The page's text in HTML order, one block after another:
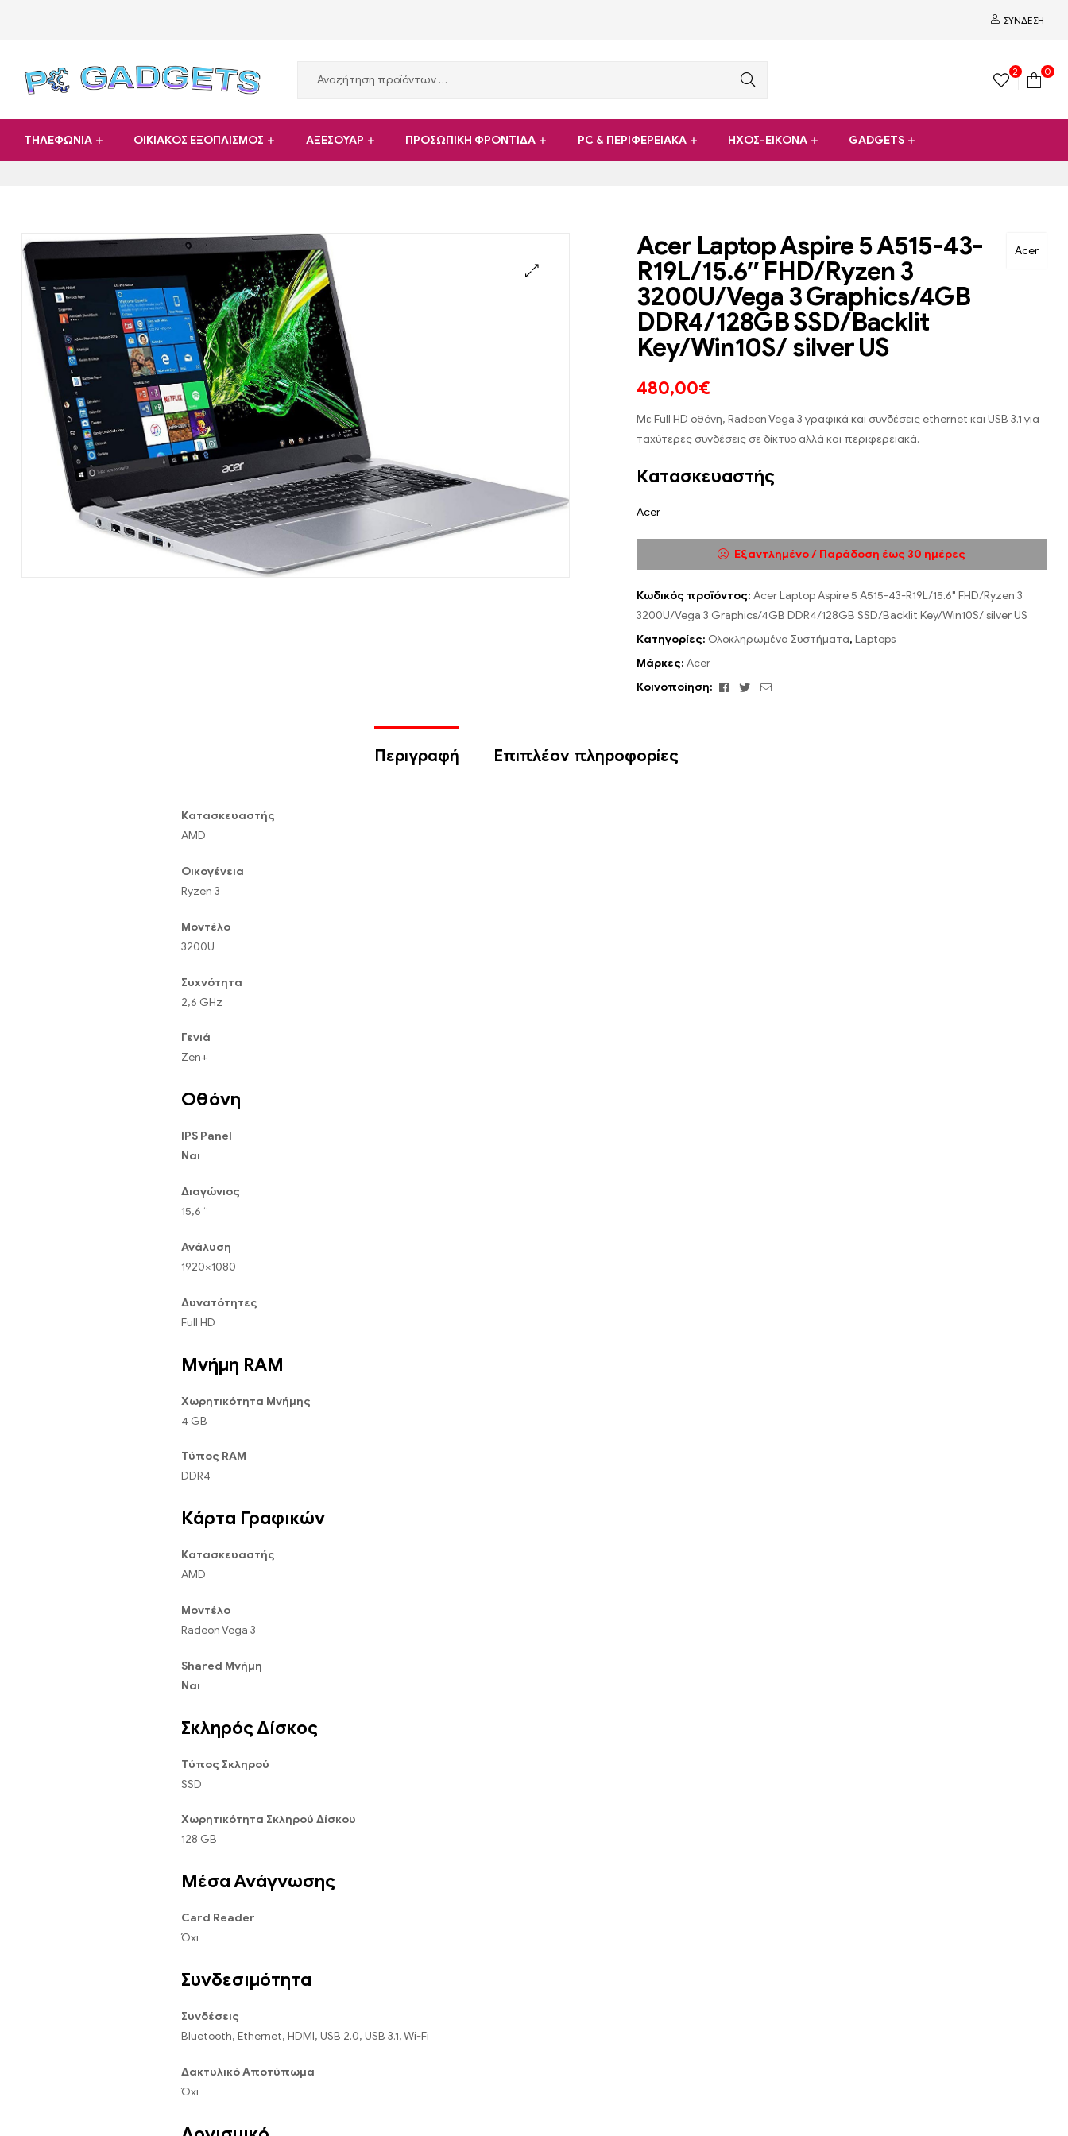
ΣΎΝΔΕΣΗ
PC
Gadgets
Hardware
Αναλώσιμα
Hardware
Αναλώσιμα
2 0
ΤΗΛΕΦΩΝΙΑ ΟΙΚΙΑΚΟΣ ΕΞΟΠΛΙΣΜΟΣ ΑΞΕΣΟΥΑΡ ΠΡΟΣΩΠΙΚΗ ΦΡΟΝΤΙΔΑ PC & ΠΕΡΙΦΕΡΕΙΑΚΑ ΗΧΟΣ-ΕΙΚΟΝΑ GADGETS
Acer
Acer Laptop Aspire 5 A515-43-
R19L/15.6″ FHD/Ryzen 3
3200U/Vega 3 Graphics/4GB
DDR4/128GB SSD/Backlit
Key/Win10S/ silver US
480,00€
Με Full HD οθόνη, Radeon Vega 3 γραφικά και συνδέσεις ethernet και USB 3.1 για
ταχύτερες συνδέσεις σε δίκτυο αλλά και περιφερειακά.
Κατασκευαστής
Acer
Εξαντλημένο / Παράδοση έως 30 ημέρες
Κωδικός προϊόντος: Acer Laptop Aspire 5 A515-43-R19L/15.6" FHD/Ryzen 3
3200U/Vega 3 Graphics/4GB DDR4/128GB SSD/Backlit Key/Win10S/ silver US
Κατηγορίες: Ολοκληρωμένα Συστήματα, Laptops
Μάρκες: Acer
Κοινοποίηση:
Facebook
TwitterEmail
Περιγραφή Επιπλέον πληροφορίες
Κατασκευαστής
AMD
Οικογένεια
Ryzen 3
Μοντέλο
3200U
Συχνότητα
2,6 GHz
Γενιά
Zen+
Οθόνη
IPS Panel
Ναι
Διαγώνιος
15,6 “
Ανάλυση
1920×1080
Δυνατότητες
Full HD
Μνήμη RAM
Χωρητικότητα Μνήμης
4 GB
Τύπος RAM
DDR4
Κάρτα Γραφικών
Κατασκευαστής
AMD
Μοντέλο
Radeon Vega 3
Shared Μνήμη
Ναι
Σκληρός Δίσκος
Τύπος Σκληρού
SSD
Χωρητικότητα Σκληρού Δίσκου
128 GB
Μέσα Ανάγνωσης
Card Reader
Όχι
Συνδεσιμότητα
Συνδέσεις
Bluetooth, Ethernet, HDMI, USB 2.0, USB 3.1, Wi-Fi
Δακτυλικό Αποτύπωμα
Όχι